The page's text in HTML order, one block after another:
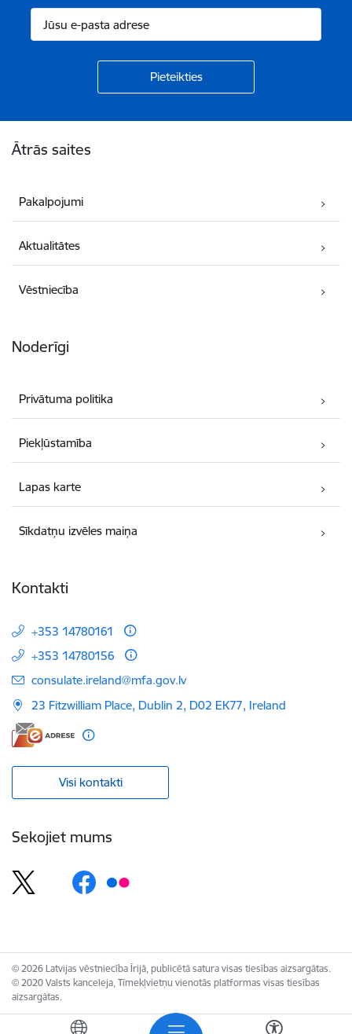
Ātrās saites
Pakalpojumi
Aktualitātes
Vēstniecība
Noderīgi
Privātuma politika
Piekļūstamība
Lapas karte
Sīkdatņu izvēles maiņa
Kontakti
+353 14780161
+353 14780156
E-pasts:
consulate.ireland@mfa.gov.lv
23 Fitzwilliam Place, Dublin 2, D02 EK77, Ireland
Visi kontakti
Sekojiet mums
© 2026 Latvijas vēstniecība Īrijā, publicētā satura visas tiesības aizsargātas.
© 2020 Valsts kanceleja, Tīmekļvietņu vienotās platformas visas tiesības
aizsargātas.